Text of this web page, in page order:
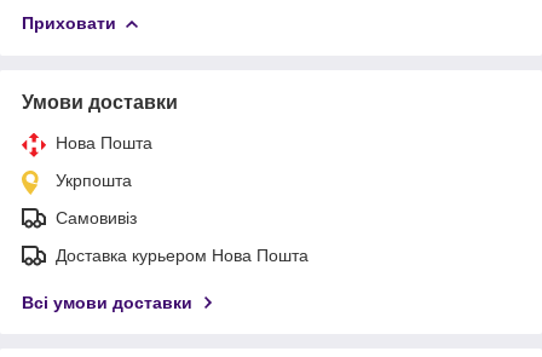
Приховати
Умови доставки
Нова Пошта
Укрпошта
Самовивіз
Доставка курьером Нова Пошта
Всі умови доставки